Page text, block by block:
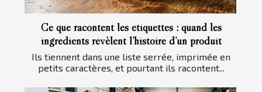
Ce que racontent les étiquettes : quand les
ingrédients révèlent l’histoire d’un produit
Ils tiennent dans une liste serrée, imprimée en
petits caractères, et pourtant ils racontent...